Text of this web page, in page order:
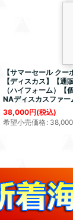
【サマーセール クー
【ディスカス】【通
（ハイフォーム）
NAディスカスファー
38,000円(税込)
希望小売価格: 38,000